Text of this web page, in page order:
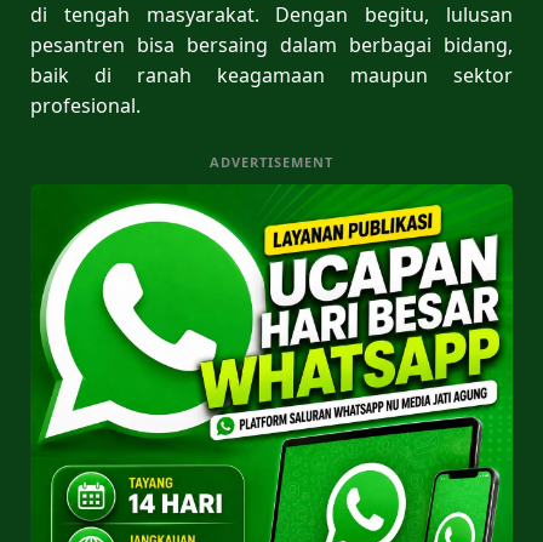
di tengah masyarakat. Dengan begitu, lulusan
pesantren bisa bersaing dalam berbagai bidang,
baik di ranah keagamaan maupun sektor
profesional.
ADVERTISEMENT